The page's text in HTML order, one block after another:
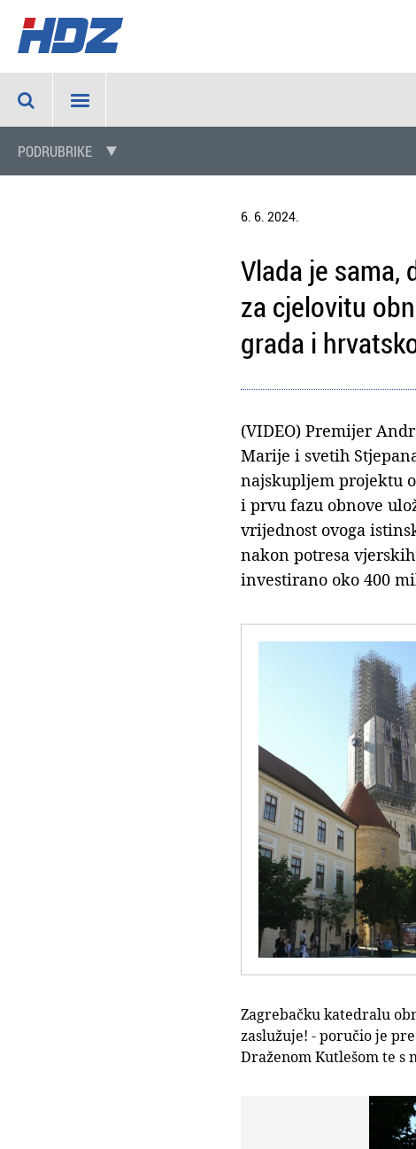
PODRUBRIKE
6. 6. 2024.
Vlada je sama,
za cjelovitu
grada i
(VIDEO) Premijer
Marije i svetih
najskupljem projektu
i prvu fazu obnove
vrijednost ovoga
nakon potresa
investirano oko 400
Zagrebačku katedralu
zaslužuje! - poručio je
Draženom Kutlešom te s